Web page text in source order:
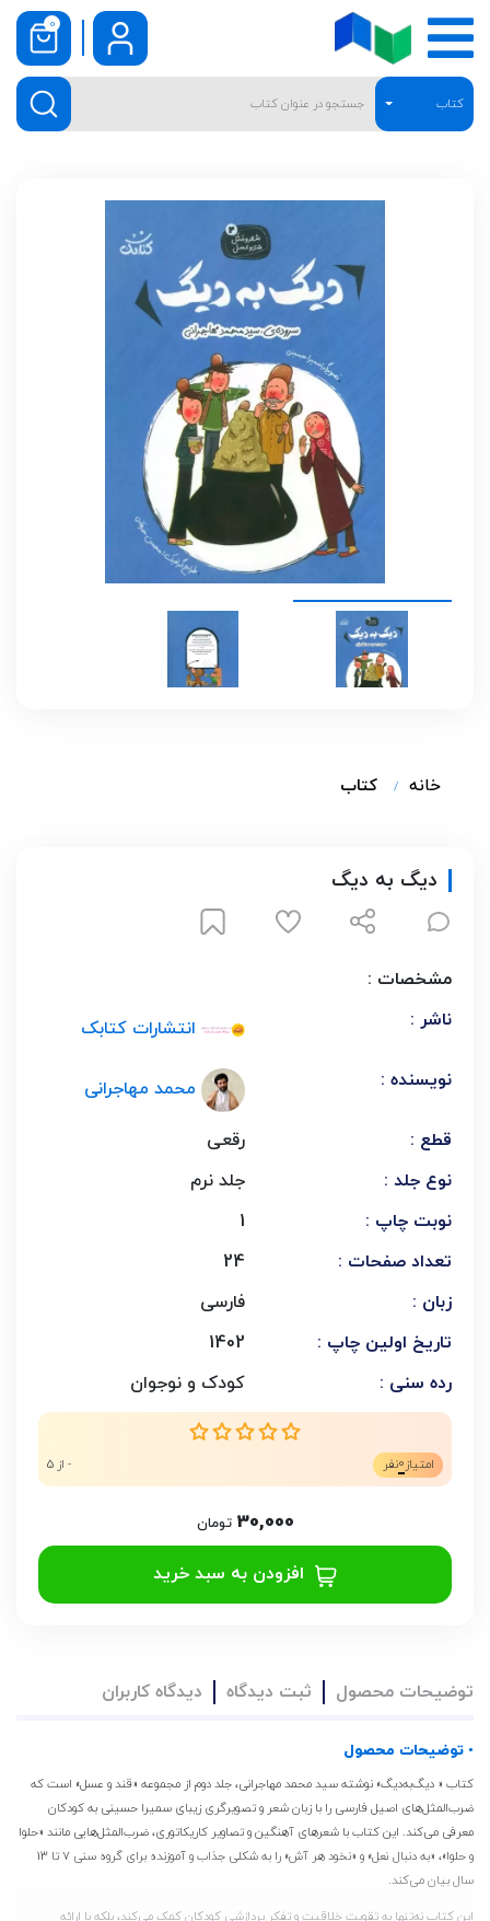
کتاب
0
خانه کتاب
دیگ به دیگ
مشخصات :
ناشر :
انتشارات کتابک
نویسنده : محمد مهاجرانی
قطع :
رقعی
نوع جلد :
جلد نرم
نوبت چاپ :
1
تعداد صفحات :
24
زبان :
فارسی
تاریخ اولین چاپ :
1402
رده سنی :
کودک و نوجوان
امتیاز0نفر - از 5
30,000 تومان
افزودن به سبد خرید
توضیحات محصول ثبت دیدگاه دیدگاه کاربران
• توضیحات محصول
کتاب « دیگ‌به‌دیگ» نوشته سید محمد مهاجرانی، جلد دوم از مجموعه «قند و عسل» است که
ضرب‌المثل‌های اصیل فارسی را با زبان شعر و تصویرگری زیبای سمیرا حسینی به کودکان
معرفی می‌کند. این کتاب با شعرهای آهنگین و تصاویر کاریکاتوری، ضرب‌المثل‌هایی مانند «حلوا
و حلوا»، «به دنبال نعل» و «نخود هر آش» را به شکلی جذاب و آموزنده برای گروه سنی 7 تا 13
سال بیان می‌کند.
این کتاب نه‌تنها به تقویت خلاقیت و تفکر پردازشی کودکان کمک می‌کند، بلکه با ارائه